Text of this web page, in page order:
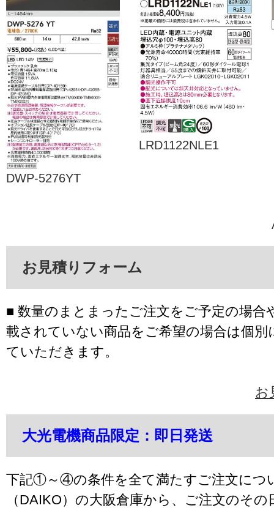
DWP-5276YT
LRD1122NLE1
お見積りフォーム
■ 数量のまとまったご注文をご予定の場合
載されていない商品をご希望の場合は個別
ていただきます。
お
大光電機商品限定：即日発送
下記①～④の条件を全て満たすご注文につ
（DAIKO）の大阪倉庫から、ご注文のそ